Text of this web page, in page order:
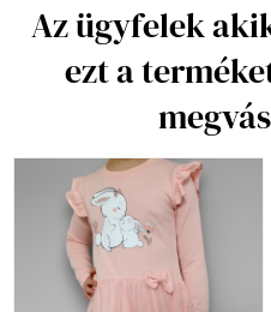
Az ügyfelek
ezt a